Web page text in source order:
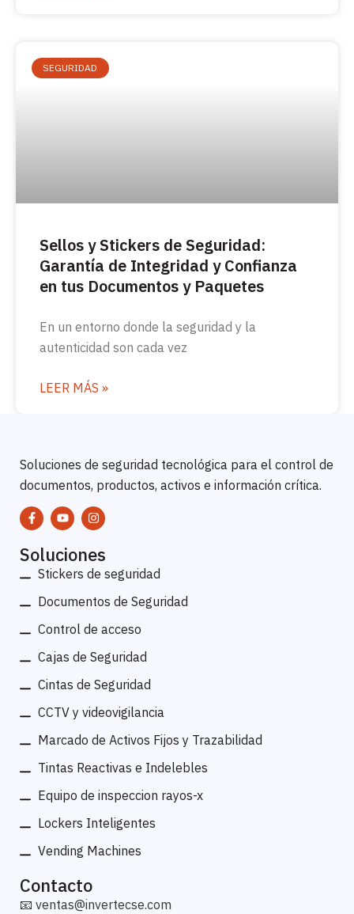
SEGURIDAD
Sellos y Stickers de Seguridad:
Garantía de Integridad y Confianza
en tus Documentos y Paquetes
En un entorno donde la seguridad y la
autenticidad son cada vez
LEER MÁS »
Soluciones de seguridad tecnológica para el control de
documentos, productos, activos e información crítica.
Soluciones
Stickers de seguridad
Documentos de Seguridad
Control de acceso
Cajas de Seguridad
Cintas de Seguridad
CCTV y videovigilancia
Marcado de Activos Fijos y Trazabilidad
Tintas Reactivas e Indelebles
Equipo de inspeccion rayos-x
Lockers Inteligentes
Vending Machines
Contacto
📧 ventas@invertecse.com